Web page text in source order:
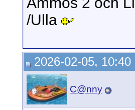
/Ulla
2026-02-05, 10:40
C@nny